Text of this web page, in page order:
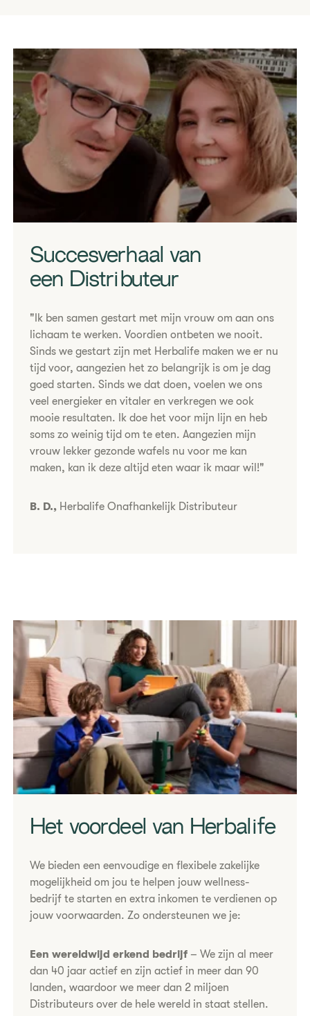
​Succesverhaal van
een Distributeur
​"Ik ben samen gestart met mijn vrouw om aan ons
lichaam te werken. Voordien ontbeten we nooit.
Sinds we gestart zijn met Herbalife maken we er nu
tijd voor, aangezien het zo belangrijk is om je dag
goed starten. Sinds we dat doen, voelen we ons
veel energieker en vitaler en verkregen we ook
mooie resultaten. Ik doe het voor mijn lijn en heb
soms zo weinig tijd om te eten. Aangezien mijn
vrouw lekker gezonde wafels nu voor me kan
maken, kan ik deze altijd eten waar ik maar wil!"
B. D., Herbalife Onafhankelijk Distributeur
Het voordeel van Herbalife
We bieden een eenvoudige en flexibele zakelijke
mogelijkheid om jou te helpen jouw wellness-
bedrijf te starten en extra inkomen te verdienen op
jouw voorwaarden. Zo ondersteunen we je:
​​​​​Een wereldwijd erkend bedrijf – We zijn al meer
dan 40 jaar actief en zijn actief in meer dan 90
landen, waardoor we meer dan 2 miljoen
Distributeurs over de hele wereld in staat stellen.